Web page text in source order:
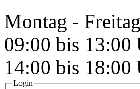
Montag -
09:00 bis 13:00
14:00 bis 18:00
Login